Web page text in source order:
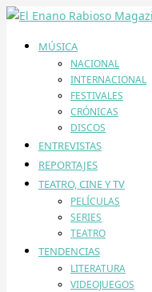
MÚSICA
NACIONAL
INTERNACIONAL
FESTIVALES
CRÓNICAS
DISCOS
ENTREVISTAS
REPORTAJES
TEATRO, CINE Y TV
PELÍCULAS
SERIES
TEATRO
TENDENCIAS
LITERATURA
VIDEOJUEGOS